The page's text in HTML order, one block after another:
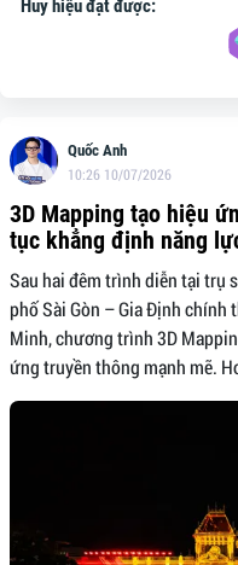
Quốc Anh
10:26 10/07/2026
3D Mapping tạo hiệu
tục khẳng định năng
Sau hai đêm trình diễn tại trụ
phố Sài Gòn – Gia Định chính
Minh, chương trình 3D
ứng truyền thông mạnh mẽ.
Huy hiệu đạt được: